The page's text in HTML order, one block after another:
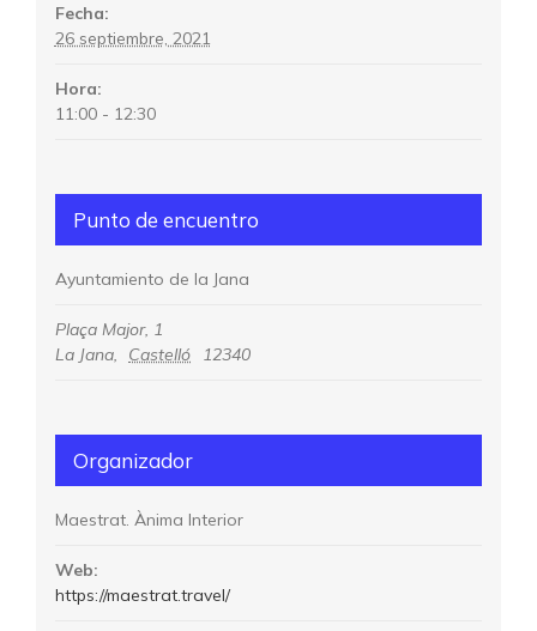
Fecha:
26 septiembre, 2021
Hora:
11:00 - 12:30
Punto de encuentro
Ayuntamiento de la Jana
Plaça Major, 1
La Jana, Castelló 12340
Organizador
Maestrat. Ànima Interior
Web:
https://maestrat.travel/